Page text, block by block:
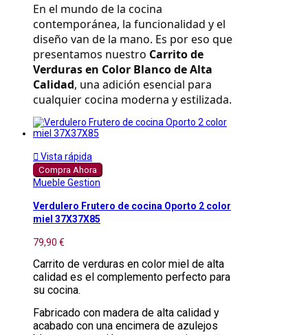
En el mundo de la cocina
contemporánea, la funcionalidad y el
diseño van de la mano. Es por eso que
presentamos nuestro Carrito de
Verduras en Color Blanco de Alta
Calidad, una adición esencial para
cualquier cocina moderna y estilizada.
 Vista rápida
Compra Ahora
Mueble Gestion
Verdulero Frutero de cocina Oporto 2 color
miel 37X37X85
79,90 €
Carrito de verduras en color miel de alta
calidad es el complemento perfecto para
su cocina.
Fabricado con madera de alta calidad y
acabado con una encimera de azulejos